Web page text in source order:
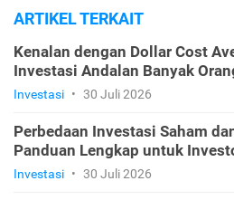
ARTIKEL TERKAIT
Kenalan dengan Dollar Cost
Investasi Andalan Banyak
Investasi • 30 Juli 2026
Perbedaan Investasi Saham
Panduan Lengkap untuk
Investasi • 30 Juli 2026